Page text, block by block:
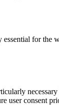
essential for
user consent